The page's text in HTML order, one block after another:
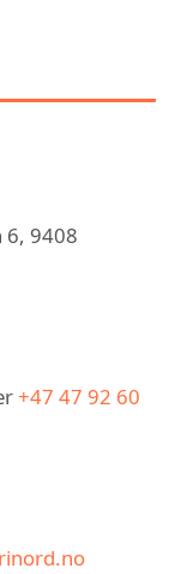
6, 9408
+47 47 92 60